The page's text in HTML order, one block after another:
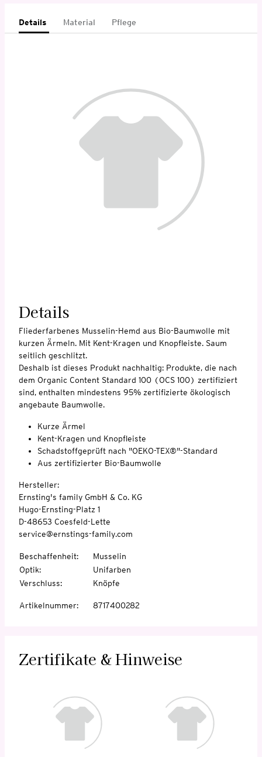
Details Material Pflege
Details
Fliederfarbenes Musselin-Hemd aus Bio-Baumwolle mit
kurzen Ärmeln. Mit Kent-Kragen und Knopfleiste. Saum
seitlich geschlitzt.
Deshalb ist dieses Produkt nachhaltig: Produkte, die nach
dem Organic Content Standard 100 (OCS 100) zertifiziert
sind, enthalten mindestens 95% zertifizierte ökologisch
angebaute Baumwolle.
Kurze Ärmel
Kent-Kragen und Knopfleiste
Schadstoffgeprüft nach "OEKO-TEX®"-Standard
Aus zertifizierter Bio-Baumwolle
Hersteller:
Ernsting's family GmbH & Co. KG
Hugo-Ernsting-Platz 1
D-48653 Coesfeld-Lette
service@ernstings-family.com
Beschaffenheit:
Musselin
Optik:
Unifarben
Verschluss: Knöpfe
Artikelnummer: 8717400282
Zertifikate & Hinweise